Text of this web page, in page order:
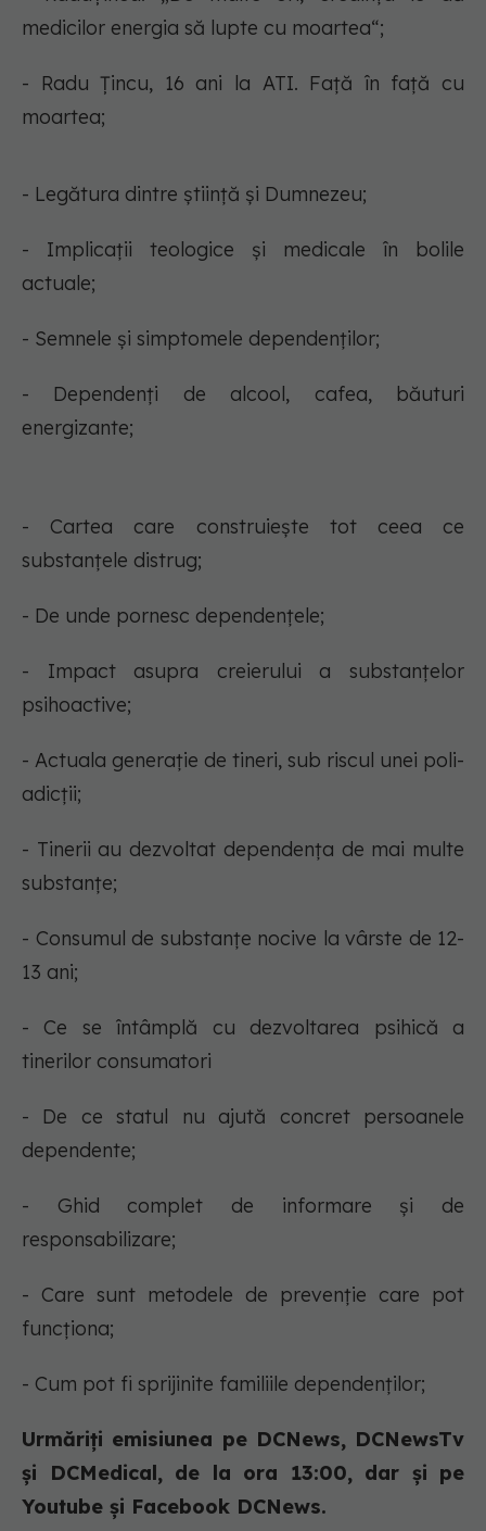
medicilor energia să lupte cu moartea“;
- Radu Țincu, 16 ani la ATI. Față în față cu
moartea;
- Legătura dintre știință și Dumnezeu;
- Implicații teologice și medicale în bolile
actuale;
- Semnele și simptomele dependenților;
- Dependenți de alcool, cafea, băuturi
energizante;
- Cartea care construiește tot ceea ce
substanțele distrug;
- De unde pornesc dependențele;
- Impact asupra creierului a substanțelor
psihoactive;
- Actuala generație de tineri, sub riscul unei poli-
adicții;
- Tinerii au dezvoltat dependența de mai multe
substanțe;
- Consumul de substanțe nocive la vârste de 12-
13 ani;
- Ce se întâmplă cu dezvoltarea psihică a
tinerilor consumatori
- De ce statul nu ajută concret persoanele
dependente;
- Ghid complet de informare și de
responsabilizare;
- Care sunt metodele de prevenție care pot
funcționa;
- Cum pot fi sprijinite familiile dependenților;
Urmăriți emisiunea pe DCNews, DCNewsTv
și DCMedical, de la ora 13:00, dar și pe
Youtube și Facebook DCNews.